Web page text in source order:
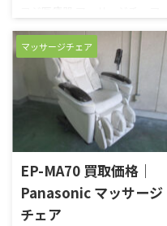
わせてエアーの穏やかな面刺激
とメカの強い点刺激が協調し
て働き、疲労回復やコリ解消を
してくれます。 ...
SKS-6700を高価買い取りさせ
ていただきました。ストレッ
チ機能が装備されたマッサー
ジチェアです。もみ玉とエアー
バッグで、集中的にストレッチ
します。また、通常は15分で
コースが終わってしまう機種が
ほとんどですが、このSKS-
6700は30分コースが用意され
ています。15分では出来ない
マッサージを、30分かけてじ
っくり集中的に揉み解します。
マッサージチェア
EP-MA70 買取価格｜
Panasonic マッサージ
チェア